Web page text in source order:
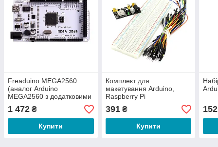
Freaduino MEGA2560
(аналог Arduino
MEGA2560 з додатковими
1 472 ₴
Купити
Комплект для
макетування Arduino,
Raspberry Pi
391₴
Купити
152